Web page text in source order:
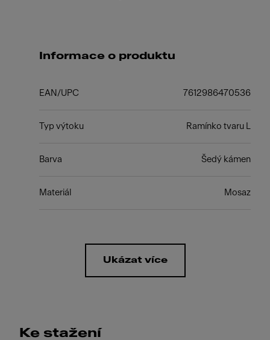
Informace o produktu
EAN/UPC 7612986470536
Typ výtoku Ramínko tvaru L
Barva Šedý kámen
Materiál Mosaz
Ukázat více
Ke stažení